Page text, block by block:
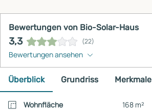
Bewertungen von Bio-Solar-Haus
3,3 (22)
Bewertungen ansehen
Überblick Grundriss Merkmale
Wohnfläche
168 m²